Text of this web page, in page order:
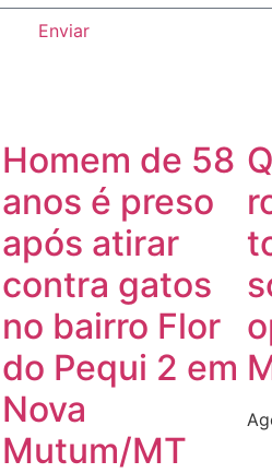
Enviar
Homem de 58
anos é preso
após atirar
contra gatos
no bairro Flor
do Pequi 2 em
Nova
Mutum/MT